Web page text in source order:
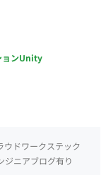
ョンUnity
ウドワークステック
ジニアブログ有り